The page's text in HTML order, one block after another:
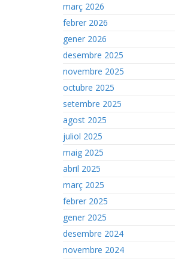
març 2026
febrer 2026
gener 2026
desembre 2025
novembre 2025
octubre 2025
setembre 2025
agost 2025
juliol 2025
maig 2025
abril 2025
març 2025
febrer 2025
gener 2025
desembre 2024
novembre 2024